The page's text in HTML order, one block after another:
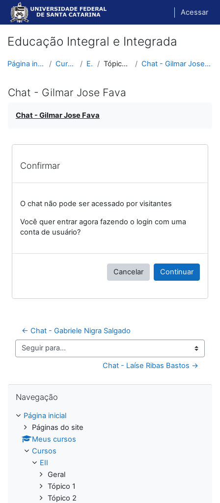
Ir para o conteúdo principal
Acessar
Educação Integral e Integrada
Página inicial Cursos EII Tópico 10 Chat - Gilmar Jose Fava
Chat - Gilmar Jose Fava
Chat - Gilmar Jose Fava
Confirmar
O chat não pode ser acessado por visitantes
Você quer entrar agora fazendo o login com uma
conta de usuário?
Cancelar Continuar
← Chat - Gabriele Nigra Salgado
Seguir para...
Chat - Laíse Ribas Bastos →
Navegação
Página inicial
Páginas do site
Meus cursos
Cursos
EII
Geral
Tópico 1
Tópico 2